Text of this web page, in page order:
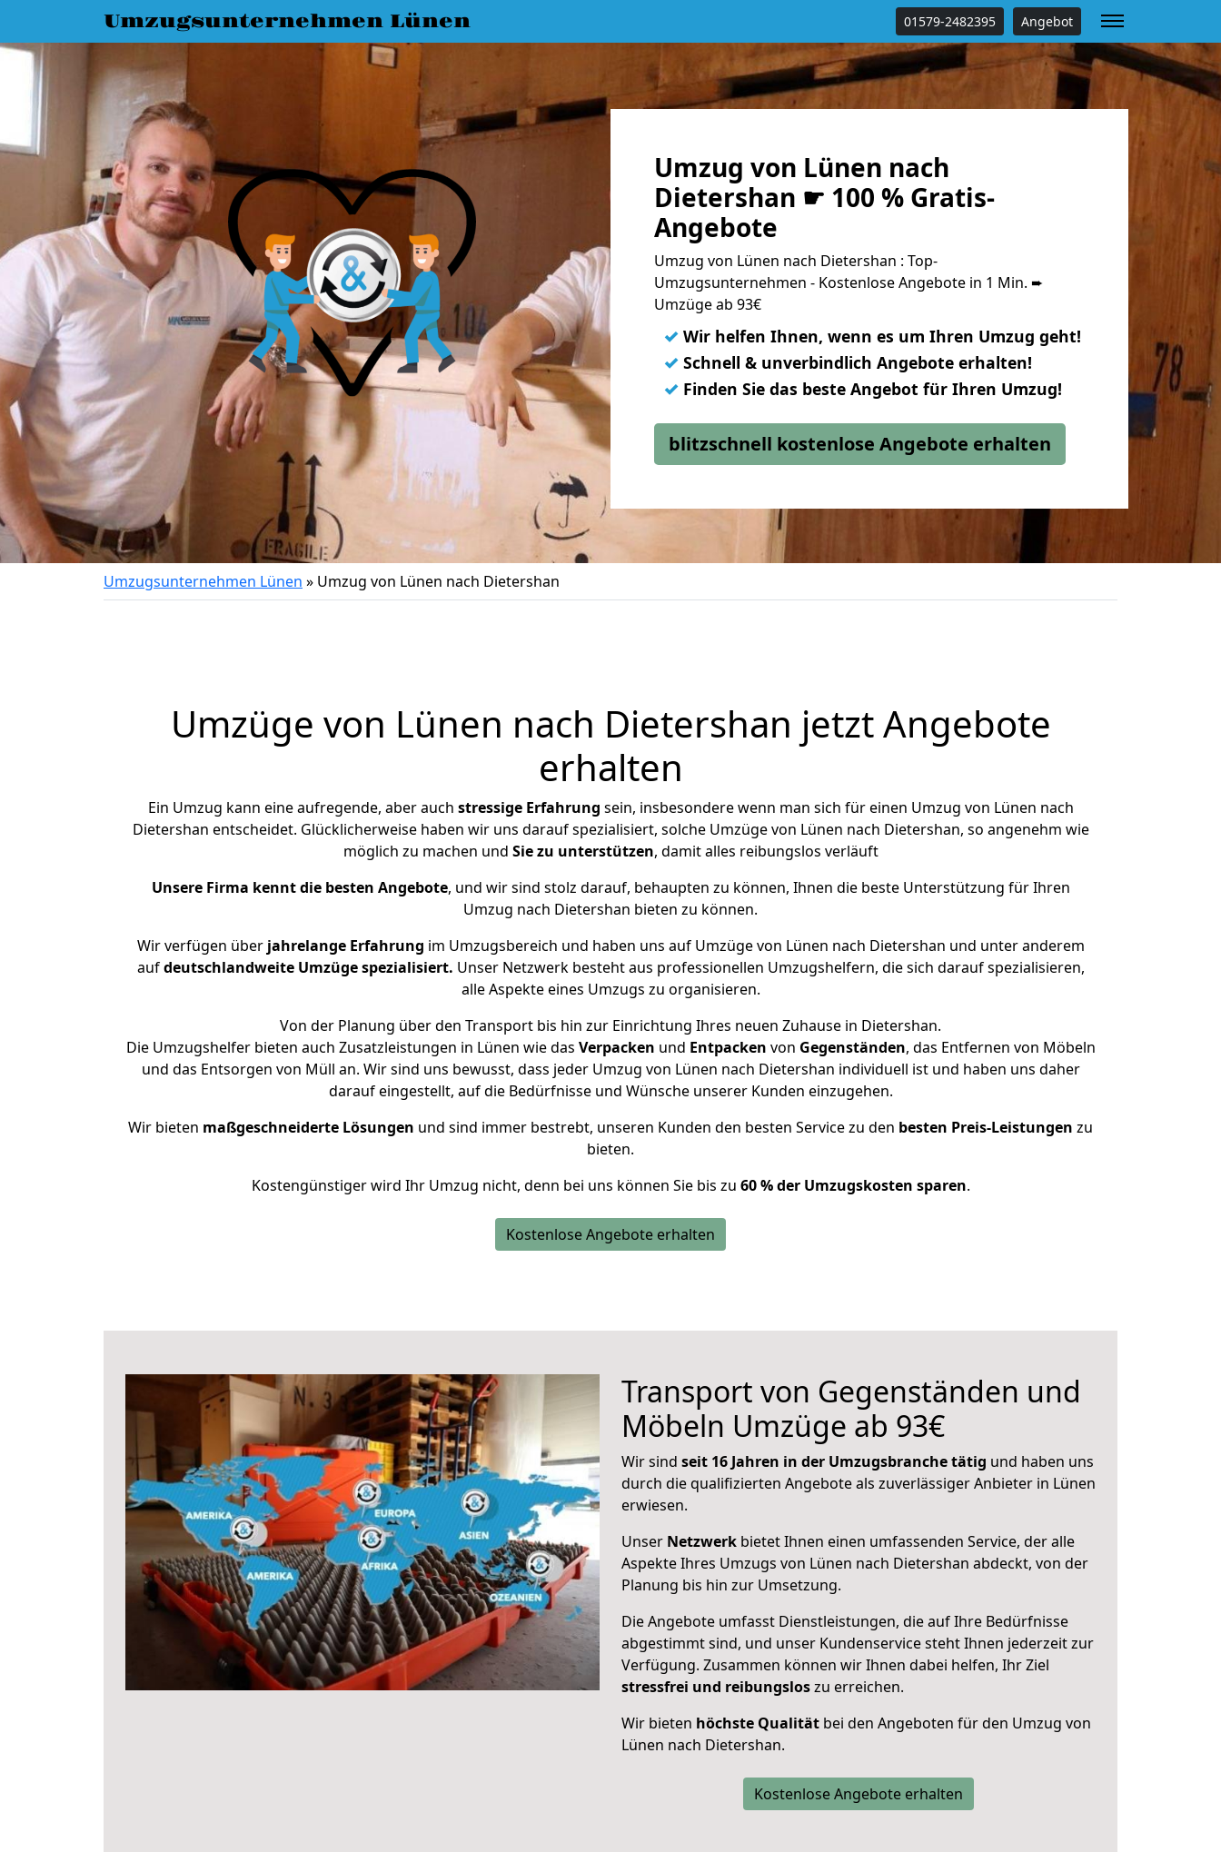
Umzugsunternehmen Lünen 01579-2482395 Angebot
Umzug von Lünen nach
Dietershan ☛ 100 % Gratis-
Angebote
Umzug von Lünen nach Dietershan : Top-
Umzugsunternehmen - Kostenlose Angebote in 1 Min. ➨
Umzüge ab 93€
✓ Wir helfen Ihnen, wenn es um Ihren Umzug geht!
✓ Schnell & unverbindlich Angebote erhalten!
✓ Finden Sie das beste Angebot für Ihren Umzug!
blitzschnell kostenlose Angebote erhalten
Umzugsunternehmen Lünen » Umzug von Lünen nach Dietershan
Umzüge von Lünen nach Dietershan jetzt Angebote
erhalten
Ein Umzug kann eine aufregende, aber auch stressige Erfahrung sein, insbesondere wenn man sich für einen Umzug von Lünen nach
Dietershan entscheidet. Glücklicherweise haben wir uns darauf spezialisiert, solche Umzüge von Lünen nach Dietershan, so angenehm wie
möglich zu machen und Sie zu unterstützen, damit alles reibungslos verläuft
Unsere Firma kennt die besten Angebote, und wir sind stolz darauf, behaupten zu können, Ihnen die beste Unterstützung für Ihren
Umzug nach Dietershan bieten zu können.
Wir verfügen überjahrelange Erfahrung im Umzugsbereich und haben uns auf Umzüge von Lünen nach Dietershan und unter anderem
aufdeutschlandweite Umzüge spezialisiert. Unser Netzwerk besteht aus professionellen Umzugshelfern, die sich darauf spezialisieren,
alle Aspekte eines Umzugs zu organisieren.
Von der Planung über den Transport bis hin zur Einrichtung Ihres neuen Zuhause in Dietershan.
Die Umzugshelfer bieten auch Zusatzleistungen in Lünen wie das Verpacken und Entpacken von Gegenständen, das Entfernen von Möbeln
und das Entsorgen von Müll an. Wir sind uns bewusst, dass jeder Umzug von Lünen nach Dietershan individuell ist und haben uns daher
darauf eingestellt, auf die Bedürfnisse und Wünsche unserer Kunden einzugehen.
Wir bieten maßgeschneiderte Lösungen und sind immer bestrebt, unseren Kunden den besten Service zu den besten Preis-Leistungen zu
bieten.
Kostengünstiger wird Ihr Umzug nicht, denn bei uns können Sie bis zu 60 % der Umzugskosten sparen.
Kostenlose Angebote erhalten
Transport von Gegenständen und
Möbeln Umzüge ab 93€
Wir sind seit 16 Jahren in der Umzugsbranche tätig und haben uns
durch die qualifizierten Angebote als zuverlässiger Anbieter in Lünen
erwiesen.
Unser Netzwerk bietet Ihnen einen umfassenden Service, der alle
Aspekte Ihres Umzugs von Lünen nach Dietershan abdeckt, von der
Planung bis hin zur Umsetzung.
Die Angebote umfasst Dienstleistungen, die auf Ihre Bedürfnisse
abgestimmt sind, und unser Kundenservice steht Ihnen jederzeit zur
Verfügung. Zusammen können wir Ihnen dabei helfen, Ihr Ziel
stressfrei und reibungsloszu erreichen.
Wir bieten höchste Qualität bei den Angeboten für den Umzug von
Lünen nach Dietershan.
Kostenlose Angebote erhalten